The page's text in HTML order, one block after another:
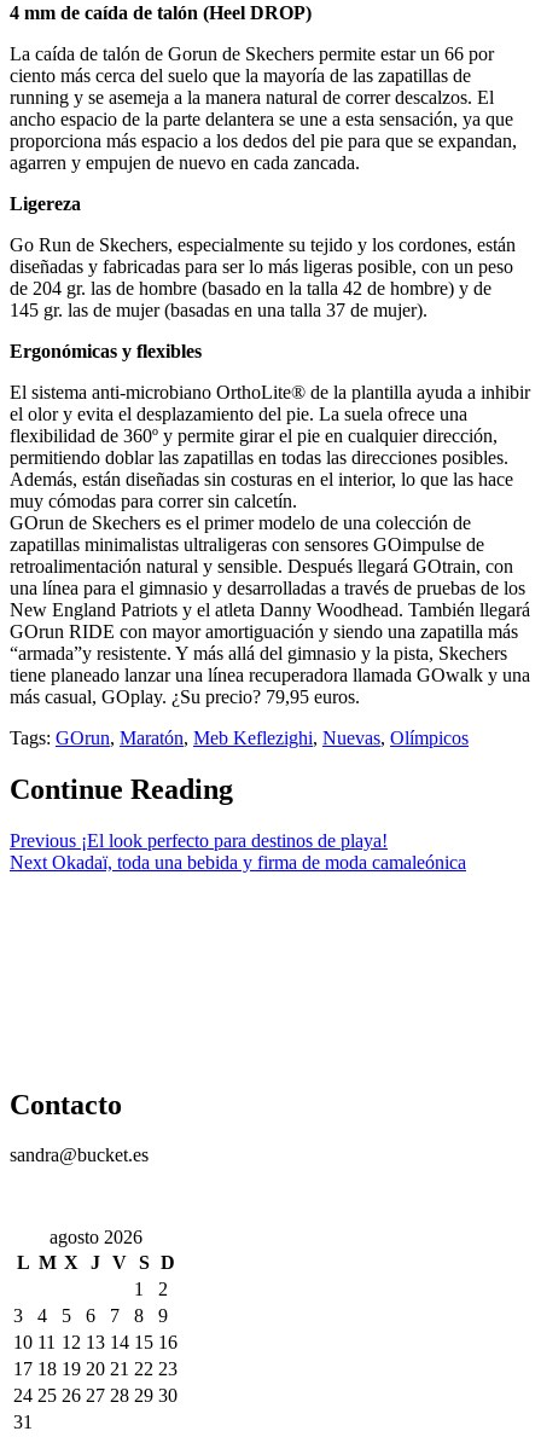
4 mm de caída de talón (Heel DROP)
La caída de talón de Gorun de Skechers permite estar un 66 por
ciento más cerca del suelo que la mayoría de las zapatillas de
running y se asemeja a la manera natural de correr descalzos. El
ancho espacio de la parte delantera se une a esta sensación, ya que
proporciona más espacio a los dedos del pie para que se expandan,
agarren y empujen de nuevo en cada zancada.
Ligereza
Go Run de Skechers, especialmente su tejido y los cordones, están
diseñadas y fabricadas para ser lo más ligeras posible, con un peso
de 204 gr. las de hombre (basado en la talla 42 de hombre) y de
145 gr. las de mujer (basadas en una talla 37 de mujer).
Ergonómicas y flexibles
El sistema anti-microbiano OrthoLite® de la plantilla ayuda a inhibir
el olor y evita el desplazamiento del pie. La suela ofrece una
flexibilidad de 360º y permite girar el pie en cualquier dirección,
permitiendo doblar las zapatillas en todas las direcciones posibles.
Además, están diseñadas sin costuras en el interior, lo que las hace
muy cómodas para correr sin calcetín.
GOrun de Skechers es el primer modelo de una colección de
zapatillas minimalistas ultraligeras con sensores GOimpulse de
retroalimentación natural y sensible. Después llegará GOtrain, con
una línea para el gimnasio y desarrolladas a través de pruebas de los
New England Patriots y el atleta Danny Woodhead. También llegará
GOrun RIDE con mayor amortiguación y siendo una zapatilla más
“armada”y resistente. Y más allá del gimnasio y la pista, Skechers
tiene planeado lanzar una línea recuperadora llamada GOwalk y una
más casual, GOplay. ¿Su precio? 79,95 euros.
Tags: GOrun, Maratón, Meb Keflezighi, Nuevas, Olímpicos
Continue Reading
Previous ¡El look perfecto para destinos de playa!
Next Okadaï, toda una bebida y firma de moda camaleónica
Contacto
sandra@bucket.es
agosto 2026
L M X J V S D
1
2
3
4 5 6 7 8
9
10 11 12 13 14 15 16
17 18 19 20 21 22 23
24 25 26 27 28 29 30
31